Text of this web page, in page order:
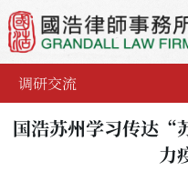
调研交流
国浩苏州学习传达“
力